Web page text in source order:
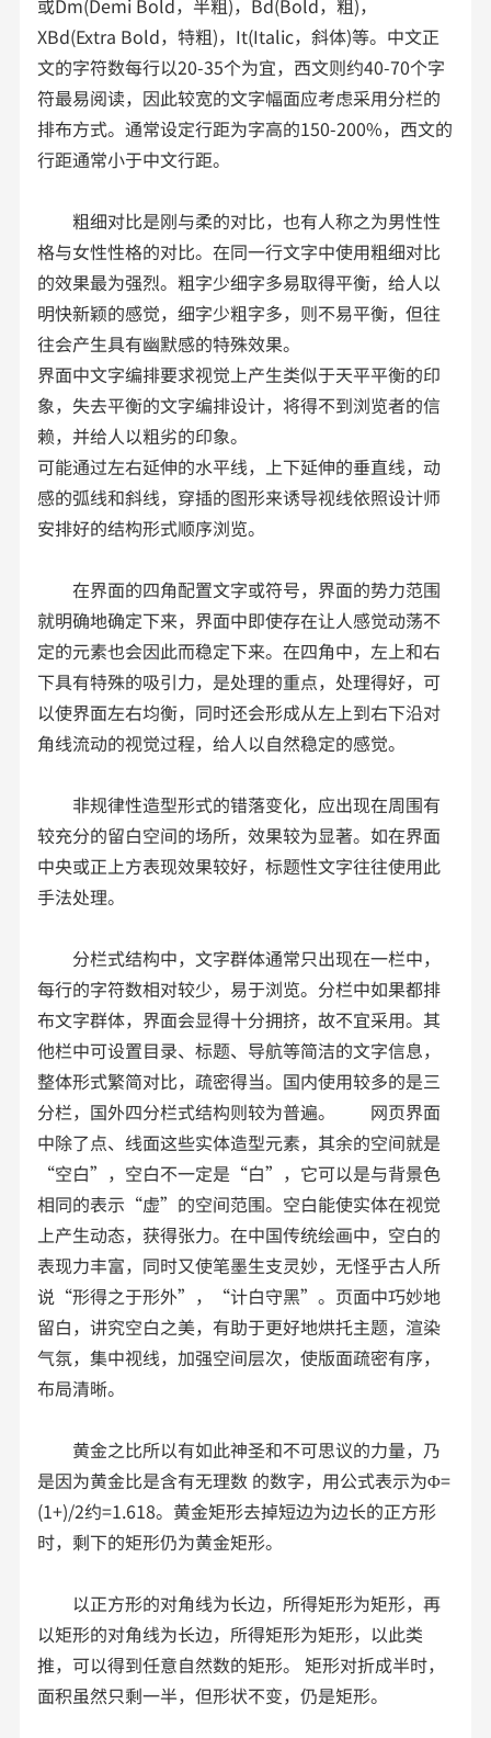
XBd(Extra Bold，特粗)，It(Italic，斜体)等。中文正
文的字符数每行以20-35个为宜，西文则约40-70个字
符最易阅读，因此较宽的文字幅面应考虑采用分栏的
排布方式。通常设定行距为字高的150-200%，西文的
行距通常小于中文行距。
粗细对比是刚与柔的对比，也有人称之为男性性
格与女性性格的对比。在同一行文字中使用粗细对比
的效果最为强烈。粗字少细字多易取得平衡，给人以
明快新颖的感觉，细字少粗字多，则不易平衡，但往
往会产生具有幽默感的特殊效果。
界面中文字编排要求视觉上产生类似于天平平衡的印
象，失去平衡的文字编排设计，将得不到浏览者的信
赖，并给人以粗劣的印象。
可能通过左右延伸的水平线，上下延伸的垂直线，动
感的弧线和斜线，穿插的图形来诱导视线依照设计师
安排好的结构形式顺序浏览。
在界面的四角配置文字或符号，界面的势力范围
就明确地确定下来，界面中即使存在让人感觉动荡不
定的元素也会因此而稳定下来。在四角中，左上和右
下具有特殊的吸引力，是处理的重点，处理得好，可
以使界面左右均衡，同时还会形成从左上到右下沿对
角线流动的视觉过程，给人以自然稳定的感觉。
非规律性造型形式的错落变化，应出现在周围有
较充分的留白空间的场所，效果较为显著。如在界面
中央或正上方表现效果较好，标题性文字往往使用此
手法处理。
分栏式结构中，文字群体通常只出现在一栏中，
每行的字符数相对较少，易于浏览。分栏中如果都排
布文字群体，界面会显得十分拥挤，故不宜采用。其
他栏中可设置目录、标题、导航等简洁的文字信息，
整体形式繁简对比，疏密得当。国内使用较多的是三
分栏，国外四分栏式结构则较为普遍。 网页界面
中除了点、线面这些实体造型元素，其余的空间就是
“空白”，空白不一定是“白”，它可以是与背景色
相同的表示“虚”的空间范围。空白能使实体在视觉
上产生动态，获得张力。在中国传统绘画中，空白的
表现力丰富，同时又使笔墨生支灵妙，无怪乎古人所
说“形得之于形外”，“计白守黑”。页面中巧妙地
留白，讲究空白之美，有助于更好地烘托主题，渲染
气氛，集中视线，加强空间层次，使版面疏密有序，
布局清晰。
黄金之比所以有如此神圣和不可思议的力量，乃
是因为黄金比是含有无理数 的数字，用公式表示为Φ=
(1+)/2约=1.618。黄金矩形去掉短边为边长的正方形
时，剩下的矩形仍为黄金矩形。
以正方形的对角线为长边，所得矩形为矩形，再
以矩形的对角线为长边，所得矩形为矩形，以此类
推，可以得到任意自然数的矩形。 矩形对折成半时，
面积虽然只剩一半，但形状不变，仍是矩形。